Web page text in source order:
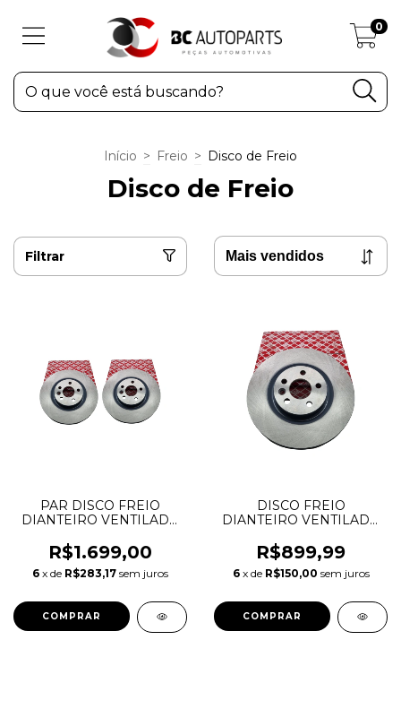
0
Início > Freio > Disco de Freio
Disco de Freio
Filtrar
PAR DISCO FREIO
DIANTEIRO VENTILADO
EVOQUE JAGUAR E-
PACE 325MM LR059122
J9C2136 108638
R$1.699,00
6 x de R$283,17 sem juros
DISCO FREIO
DIANTEIRO VENTILADO
EVOQUE JAGUAR E-
PACE 325MM LR059122
J9C2136
R$899,99
6 x de R$150,00 sem juros